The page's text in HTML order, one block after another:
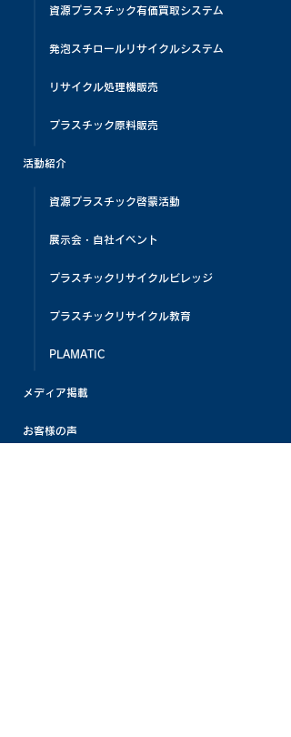
資源プラスチック有価買取システム
発泡スチロールリサイクルシステム
リサイクル処理機販売
プラスチック原料販売
活動紹介
資源プラスチック啓蒙活動
展示会・自社イベント
プラスチックリサイクルビレッジ
プラスチックリサイクル教育
PLAMATIC
メディア掲載
お客様の声